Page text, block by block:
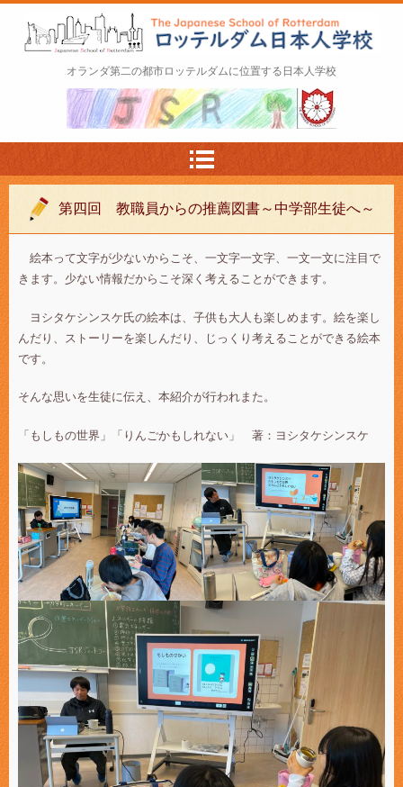
ロッテルダム日本人学校 The Japanese Schoo
l of Rotterdam
オランダ第二の都市ロッテルダムに位置する日本人学校
第四回 教職員からの推薦図書～中学部生徒へ～
絵本って文字が少ないからこそ、一文字一文字、一文一文に注目で
きます。少ない情報だからこそ深く考えることができます。
ヨシタケシンスケ氏の絵本は、子供も大人も楽しめます。絵を楽し
んだり、ストーリーを楽しんだり、じっくり考えることができる絵本
です。
そんな思いを生徒に伝え、本紹介が行われまた。
「もしもの世界」「りんごかもしれない」 著：ヨシタケシンスケ